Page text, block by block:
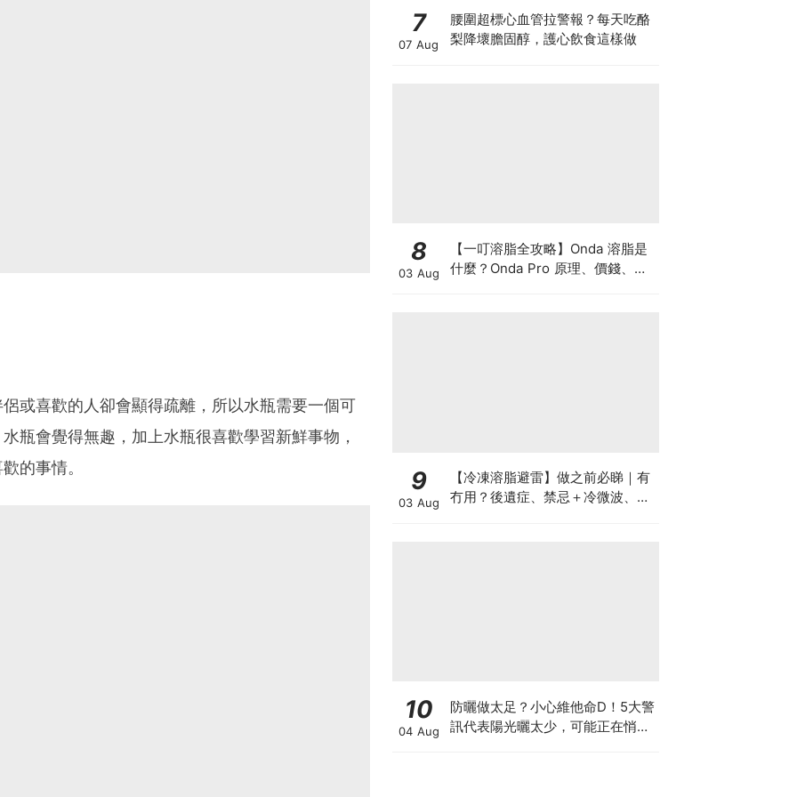
或喜歡的人卻會顯得疏離，所以水瓶需要一個可
瓶會覺得無趣，加上水瓶很喜歡學習新鮮事物，
的事情。
7
07 Aug
腰圍超標心血管拉警報？每天吃酪
梨降壞膽固醇，護心飲食這樣做
8
03 Aug
【一叮溶脂全攻略】Onda 溶脂是
什麼？Onda Pro 原理、價錢、次
9
03 Aug
【冷凍溶脂避雷】做之前必睇｜有
冇用？後遺症、禁忌＋冷微波、雙
10
04 Aug
防曬做太足？小心維他命D！5大警
訊代表陽光曬太少，可能正在悄悄